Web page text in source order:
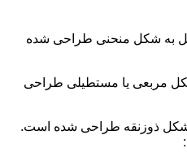
به شکل منحنی طراحی شده
مربعی یا مستطیلی طراحی